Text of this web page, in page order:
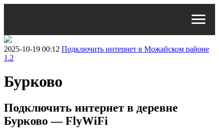
2025-10-19 00:12 Подключить интернет в Можайском районе
1.2
Бурково
Подключить интернет в деревне
Бурково — FlyWiFi